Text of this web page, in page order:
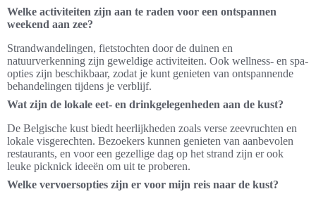
Welke activiteiten zijn aan te raden voor een ontspannen
weekend aan zee?
Strandwandelingen, fietstochten door de duinen en
natuurverkenning zijn geweldige activiteiten. Ook wellness- en spa-
opties zijn beschikbaar, zodat je kunt genieten van ontspannende
behandelingen tijdens je verblijf.
Wat zijn de lokale eet- en drinkgelegenheden aan de kust?
De Belgische kust biedt heerlijkheden zoals verse zeevruchten en
lokale visgerechten. Bezoekers kunnen genieten van aanbevolen
restaurants, en voor een gezellige dag op het strand zijn er ook
leuke picknick ideeën om uit te proberen.
Welke vervoersopties zijn er voor mijn reis naar de kust?